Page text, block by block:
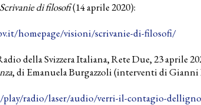
Scrivanie di filosofi(14 aprile 2020):
homepage/visioni/scrivanie-di-filosofi/
della Svizzera Italiana, Rete Due, 23 aprile
, di Emanuela Burgazzoli (interventi di
play/radio/laser/audio/verri-il-contagio-